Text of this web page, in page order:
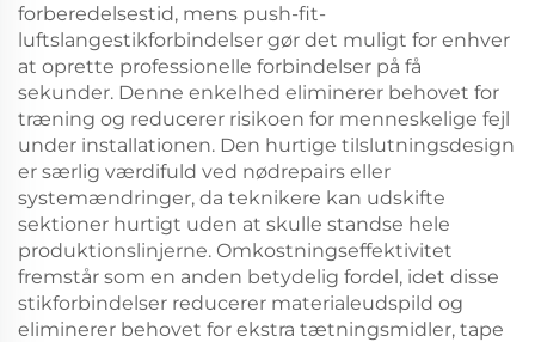
forberedelsestid, mens push-fit-
luftslangestikforbindelser gør det muligt for enhver
at oprette professionelle forbindelser på få
sekunder. Denne enkelhed eliminerer behovet for
træning og reducerer risikoen for menneskelige fejl
under installationen. Den hurtige tilslutningsdesign
er særlig værdifuld ved nødrepairs eller
systemændringer, da teknikere kan udskifte
sektioner hurtigt uden at skulle standse hele
produktionslinjerne. Omkostningseffektivitet
fremstår som en anden betydelig fordel, idet disse
stikforbindelser reducerer materialeudspild og
eliminerer behovet for ekstra tætningsmidler, tape